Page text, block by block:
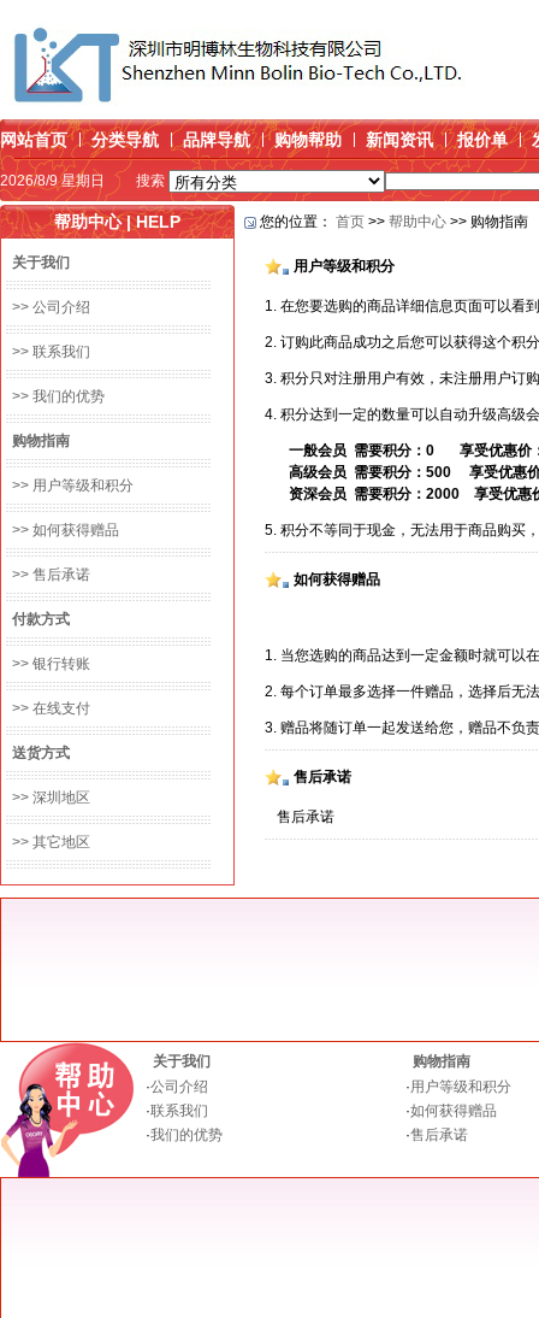
网站首页 分类导航 品牌导航 购物帮助 新闻资讯 报价单
2026/8/9 星期日 搜索
帮助中心 | HELP
关于我们
>> 公司介绍
>> 联系我们
>> 我们的优势
购物指南
>> 用户等级和积分
>> 如何获得赠品
>> 售后承诺
付款方式
>> 银行转账
>> 在线支付
送货方式
>> 深圳地区
>> 其它地区
您的位置： 首页 >> 帮助中心 >> 购物指南
用户等级和积分
1. 在您要选购的商品详细信息页面可以看
2. 订购此商品成功之后您可以获得这个积
3. 积分只对注册用户有效，未注册用户订
4. 积分达到一定的数量可以自动升级高级
一般会员 需要积分：0 享受优惠价
高级会员 需要积分：500 享受优惠
资深会员 需要积分：2000 享受优惠
5. 积分不等同于现金，无法用于商品购买
如何获得赠品
1. 当您选购的商品达到一定金额时就可以
2. 每个订单最多选择一件赠品，选择后无
3. 赠品将随订单一起发送给您，赠品不负
售后承诺
售后承诺
关于我们
·公司介绍
·联系我们
·我们的优势
购物指南
·用户等级和积分
·如何获得赠品
·售后承诺